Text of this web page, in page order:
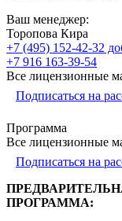
Ваш менеджер:
Торопова Кира
+7 (495) 152-42-32
+7 916 163-39-54
Все лицензионные
Подписаться на
Программа
Все лицензионные
Подписаться на
ПРОГРАММА: